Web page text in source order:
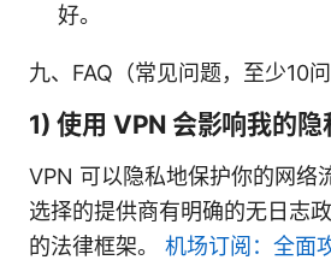
好。
九、FAQ（常见问题，至少10问
1) 使用 VPN 会影响我的隐
VPN 可以隐私地保护你的网络
选择的提供商有明确的无日志
的法律框架。 机场订阅：全面